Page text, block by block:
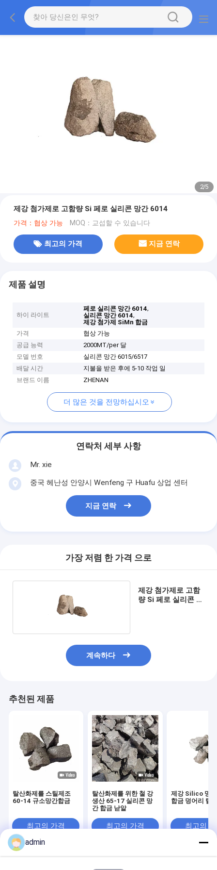
2/5
제강 첨가제로 고함량 Si 페로 실리콘 망간 6014
가격：협상 가능 MOQ：교섭할 수 있습니다
최고의 가격 지금 연락
제품 설명
하이 라이트
페로 실리콘 망간 6014,
실리콘 망간 6014,
제강 첨가제 SiMn 합금
가격
협상 가능
공급 능력
2000MT/per 달
모델 번호
실리콘 망간 6015/6517
배달 시간
지불을 받은 후에 5-10 작업 일
브랜드 이름
ZHENAN
더 많은 것을 전망하십시오
연락처 세부 사항
Mr. xie
중국 헤난성 안양시 Wenfeng 구 Huafu 상업 센터
지금 연락
가장 저렴 한 가격 으로
제강 첨가제로 고함
량 Si 페로 실리콘 망
계속하다
추천된 제품
탈산화제를 스틸제조
60-14 규소망간합금
최고의 가격
탈산화제를 위한 철 강
생산 65-17 실리콘 망
간 합금 낟알
최고의 가격
제강 Silico 망
합금 덩어리 탈
최고의
admin